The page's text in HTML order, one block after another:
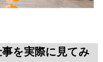
を実際に見てみ